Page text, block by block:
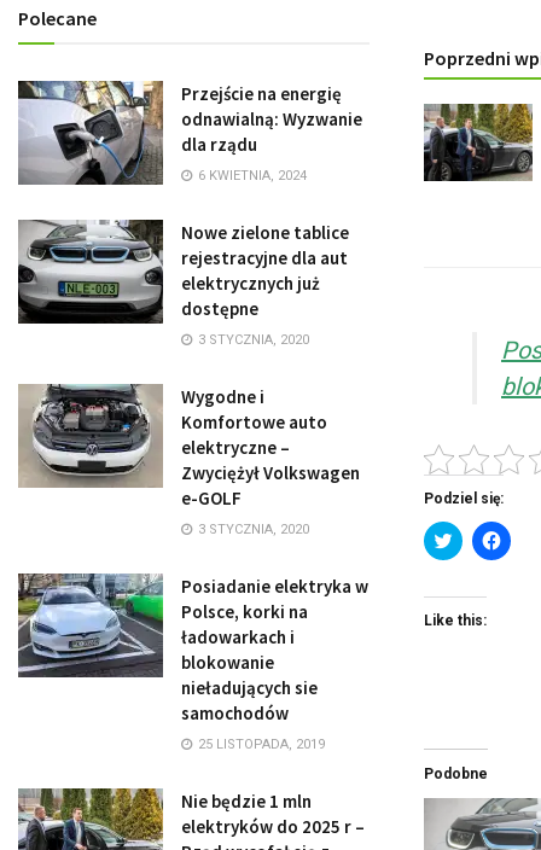
Poprzedni
Podziel się:
C
l
k
t
o
T
w
t
t
e
C
l
e
b
o
Like this:
Podobne
Polecane
Przejście na energię
odnawialną: Wyzwanie
dla rządu
6 KWIETNIA, 2024
Nowe zielone tablice
rejestracyjne dla aut
elektrycznych już
dostępne
3 STYCZNIA, 2020
Wygodne i
Komfortowe auto
elektryczne –
Zwyciężył Volkswagen
e-GOLF
3 STYCZNIA, 2020
Posiadanie elektryka w
Polsce, korki na
ładowarkach i
blokowanie
nieładujących sie
samochodów
25 LISTOPADA, 2019
Nie będzie 1 mln
elektryków do 2025 r –